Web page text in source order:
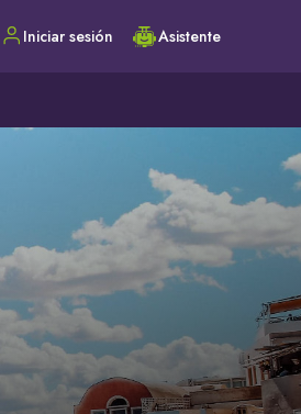
Iniciar sesión Asistente